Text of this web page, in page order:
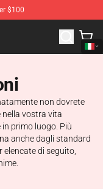
$100
no Yaiba
non dovrete
nella vostra vita
primo luogo. Più
anche dagli standard
elencate di seguito,